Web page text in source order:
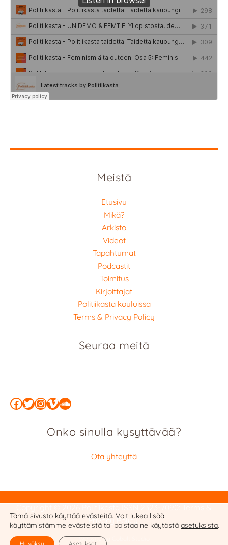
Meistä
Etusivu
Mikä?
Arkisto
Videot
Tapahtumat
Podcastit
Toimitus
Kirjoittajat
Politiikasta kouluissa
Terms & Privacy Policy
Seuraa meitä
Facebook
Twitter
Instagram
Vimeo
SoundCloud
Onko sinulla kysyttävää?
Ota yhteyttä
Privacy Policy
Website by Cobalt Studio
Tämä sivusto käyttää evästeitä. Voit lukea lisää
käyttämistämme evästeistä tai poistaa ne käytöstä asetuksista.